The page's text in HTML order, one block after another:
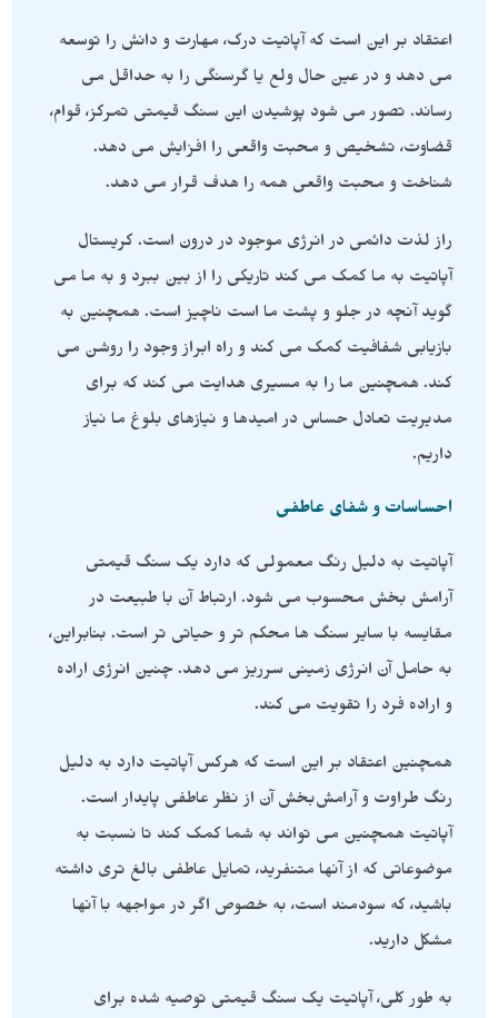
اعتقاد بر این است که آپاتیت درک، مهارت و دانش را توسعه
می دهد و در عین حال ولع یا گرسنگی را به حداقل می
رساند. تصور می شود پوشیدن این سنگ قیمتی تمرکز، قوام،
قضاوت، تشخیص و محبت واقعی را افزایش می دهد.
شناخت و محبت واقعی همه را هدف قرار می دهد.
راز لذت دائمی در انرژی موجود در درون است. کریستال
آپاتیت به ما کمک می کند تاریکی را از بین ببرد و به ما می
گوید آنچه در جلو و پشت ما است ناچیز است. همچنین به
بازیابی شفافیت کمک می کند و راه ابراز وجود را روشن می
کند. همچنین ما را به مسیری هدایت می کند که برای
مدیریت تعادل حساس در امیدها و نیازهای بلوغ ما نیاز
داریم.
احساسات و شفای عاطفی
آپاتیت به دلیل رنگ معمولی که دارد یک سنگ قیمتی
آرامش بخش محسوب می شود. ارتباط آن با طبیعت در
مقایسه با سایر سنگ ها محکم تر و حیاتی تر است. بنابراین،
به حامل آن انرژی زمینی سرریز می دهد. چنین انرژی اراده
و اراده فرد را تقویت می کند.
همچنین اعتقاد بر این است که هرکس آپاتیت دارد به دلیل
رنگ طراوت و آرامش‌بخش آن از نظر عاطفی پایدار است.
آپاتیت همچنین می تواند به شما کمک کند تا نسبت به
موضوعاتی که از آنها متنفرید، تمایل عاطفی بالغ تری داشته
باشید، که سودمند است، به خصوص اگر در مواجهه با آنها
مشکل دارید.
به طور کلی، آپاتیت یک سنگ قیمتی توصیه شده برای